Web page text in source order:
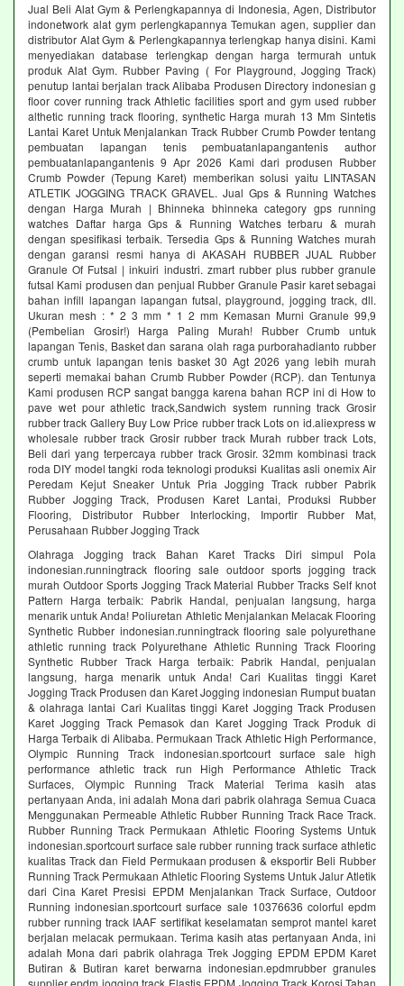
Jual Beli Alat Gym & Perlengkapannya di Indonesia, Agen, Distributor
indonetwork alat gym perlengkapannya Temukan agen, supplier dan
distributor Alat Gym & Perlengkapannya terlengkap hanya disini. Kami
menyediakan database terlengkap dengan harga termurah untuk
produk Alat Gym. Rubber Paving ( For Playground, Jogging Track)
penutup lantai berjalan track Alibaba Produsen Directory indonesian g
floor cover running track Athletic facilities sport and gym used rubber
althetic running track flooring, synthetic Harga murah 13 Mm Sintetis
Lantai Karet Untuk Menjalankan Track Rubber Crumb Powder tentang
pembuatan lapangan tenis pembuatanlapangantenis author
pembuatanlapangantenis 9 Apr 2026 Kami dari produsen Rubber
Crumb Powder (Tepung Karet) memberikan solusi yaitu LINTASAN
ATLETIK JOGGING TRACK GRAVEL. Jual Gps & Running Watches
dengan Harga Murah | Bhinneka bhinneka category gps running
watches Daftar harga Gps & Running Watches terbaru & murah
dengan spesifikasi terbaik. Tersedia Gps & Running Watches murah
dengan garansi resmi hanya di AKASAH RUBBER JUAL Rubber
Granule Of Futsal | inkuiri industri. zmart rubber plus rubber granule
futsal Kami produsen dan penjual Rubber Granule Pasir karet sebagai
bahan infill lapangan lapangan futsal, playground, jogging track, dll.
Ukuran mesh : * 2 3 mm * 1 2 mm Kemasan Murni Granule 99,9
(Pembelian Grosir!) Harga Paling Murah! Rubber Crumb untuk
lapangan Tenis, Basket dan sarana olah raga purborahadianto rubber
crumb untuk lapangan tenis basket 30 Agt 2026 yang lebih murah
seperti memakai bahan Crumb Rubber Powder (RCP). dan Tentunya
Kami produsen RCP sangat bangga karena bahan RCP ini di How to
pave wet pour athletic track,Sandwich system running track Grosir
rubber track Gallery Buy Low Price rubber track Lots on id.aliexpress w
wholesale rubber track Grosir rubber track Murah rubber track Lots,
Beli dari yang terpercaya rubber track Grosir. 32mm kombinasi track
roda DIY model tangki roda teknologi produksi Kualitas asli onemix Air
Peredam Kejut Sneaker Untuk Pria Jogging Track rubber Pabrik
Rubber Jogging Track, Produsen Karet Lantai, Produksi Rubber
Flooring, Distributor Rubber Interlocking, Importir Rubber Mat,
Perusahaan Rubber Jogging Track
Olahraga Jogging track Bahan Karet Tracks Diri simpul Pola
indonesian.runningtrack flooring sale outdoor sports jogging track
murah Outdoor Sports Jogging Track Material Rubber Tracks Self knot
Pattern Harga terbaik: Pabrik Handal, penjualan langsung, harga
menarik untuk Anda! Poliuretan Athletic Menjalankan Melacak Flooring
Synthetic Rubber indonesian.runningtrack flooring sale polyurethane
athletic running track Polyurethane Athletic Running Track Flooring
Synthetic Rubber Track Harga terbaik: Pabrik Handal, penjualan
langsung, harga menarik untuk Anda! Cari Kualitas tinggi Karet
Jogging Track Produsen dan Karet Jogging indonesian Rumput buatan
& olahraga lantai Cari Kualitas tinggi Karet Jogging Track Produsen
Karet Jogging Track Pemasok dan Karet Jogging Track Produk di
Harga Terbaik di Alibaba. Permukaan Track Athletic High Performance,
Olympic Running Track indonesian.sportcourt surface sale high
performance athletic track run High Performance Athletic Track
Surfaces, Olympic Running Track Material Terima kasih atas
pertanyaan Anda, ini adalah Mona dari pabrik olahraga Semua Cuaca
Menggunakan Permeable Athletic Rubber Running Track Race Track.
Rubber Running Track Permukaan Athletic Flooring Systems Untuk
indonesian.sportcourt surface sale rubber running track surface athletic
kualitas Track dan Field Permukaan produsen & eksportir Beli Rubber
Running Track Permukaan Athletic Flooring Systems Untuk Jalur Atletik
dari Cina Karet Presisi EPDM Menjalankan Track Surface, Outdoor
Running indonesian.sportcourt surface sale 10376636 colorful epdm
rubber running track IAAF sertifikat keselamatan semprot mantel karet
berjalan melacak permukaan. Terima kasih atas pertanyaan Anda, ini
adalah Mona dari pabrik olahraga Trek Jogging EPDM EPDM Karet
Butiran & Butiran karet berwarna indonesian.epdmrubber granules